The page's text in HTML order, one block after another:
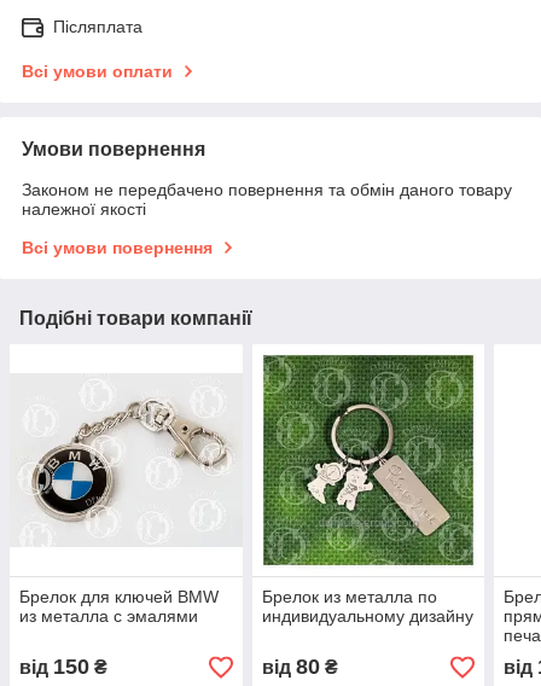
Післяплата
Всі умови оплати
Умови повернення
Законом не передбачено повернення та обмін даного товару
належної якості
Всі умови повернення
Подібні товари компанії
Брелок для ключей BMW
из металла с эмалями
від 150 ₴
Брелок из металла по
индивидуальному дизайну
від 80₴ від